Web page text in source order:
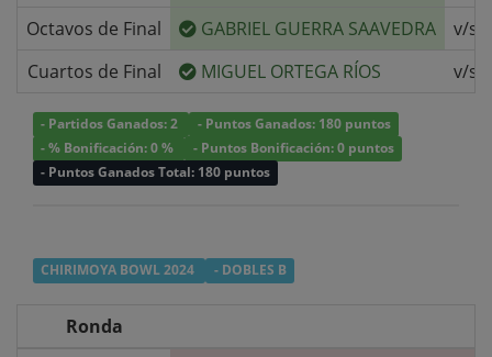
Octavos de Final
GABRIEL GUERRA SAAVEDRA
v/s
Cuartos de Final
MIGUEL ORTEGA RÍOS v/s
- Partidos Ganados: 2
- Puntos Ganados: 180 puntos
- % Bonificación: 0 %
- Puntos Bonificación: 0 puntos
- Puntos Ganados Total: 180 puntos
CHIRIMOYA BOWL 2024 - DOBLES B
Ronda